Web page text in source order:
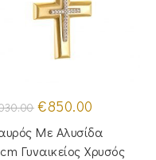
Original
price
was:
€1,030.00.
€850.00
τιμή
είναι:
€850.00.
Με Αλυσίδα
Γυναικείος Χρυσός